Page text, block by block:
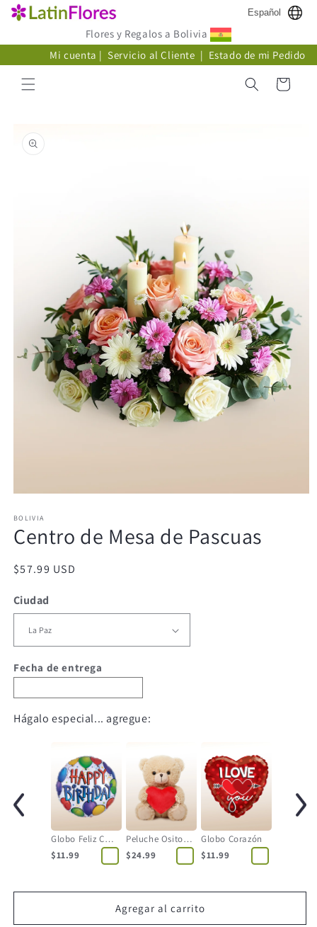
directamente
Español
Flores y Regalos a Bolivia
Mi cuenta | Servicio al Cliente | Estado de mi Pedido
Carrito
información
multimedia
1
en
ventana
modal
BOLIVIA
Centro de Mesa de Pascuas
Precio
$57.99 USD
Ciudad
Fecha de entrega
Hágalo especial... agregue:
Globo Feliz Cumpleaños
$11.99
Peluche Osito con Corazón
$24.99
Globo Corazón
$11.99
Agregar al carrito